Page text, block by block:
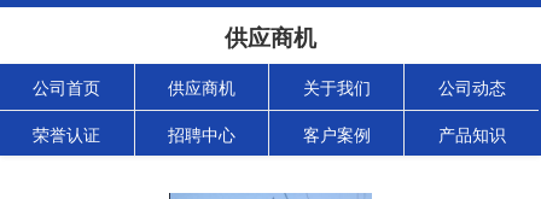
供应商机
公司首页 供应商机 关于我们 公司动态
荣誉认证 招聘中心 客户案例 产品知识